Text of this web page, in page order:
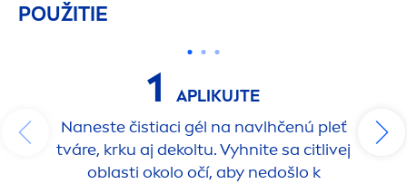
POUŽITIE
1
APLIKUJTE
Naneste čistiaci gél na navlhčenú pleť
tváre, krku aj dekoltu. Vyhnite sa citlivej
oblasti okolo očí, aby nedošlo k